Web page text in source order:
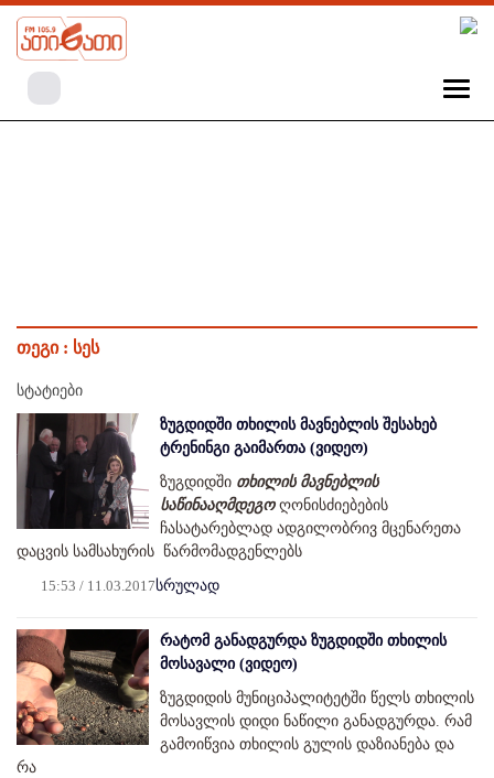
თეგი : სეს
სტატიები
ზუგდიდში თხილის მავნებლის შესახებ
ტრენინგი გაიმართა (ვიდეო)
ზუგდიდში თხილის მავნებლის
საწინააღმდეგოღონისძიებების
ჩასატარებლად ადგილობრივ მცენარეთა
დაცვის სამსახურის წარმომადგენლებს
15:53 / 11.03.2017სრულად
რატომ განადგურდა ზუგდიდში თხილის
მოსავალი (ვიდეო)
ზუგდიდის მუნიციპალიტეტში წელს თხილის
მოსავლის დიდი ნაწილი განადგურდა. რამ
გამოიწვია თხილის გულის დაზიანება და
რა